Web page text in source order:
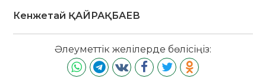
Кенжетай ҚАЙРАҚБАЕВ
Әлеуметтік желілерде бөлісіңіз: